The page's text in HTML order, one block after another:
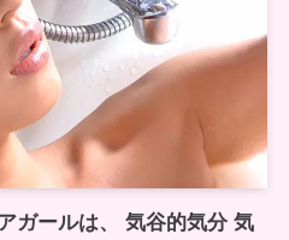
ガールは、 気谷的気分 気